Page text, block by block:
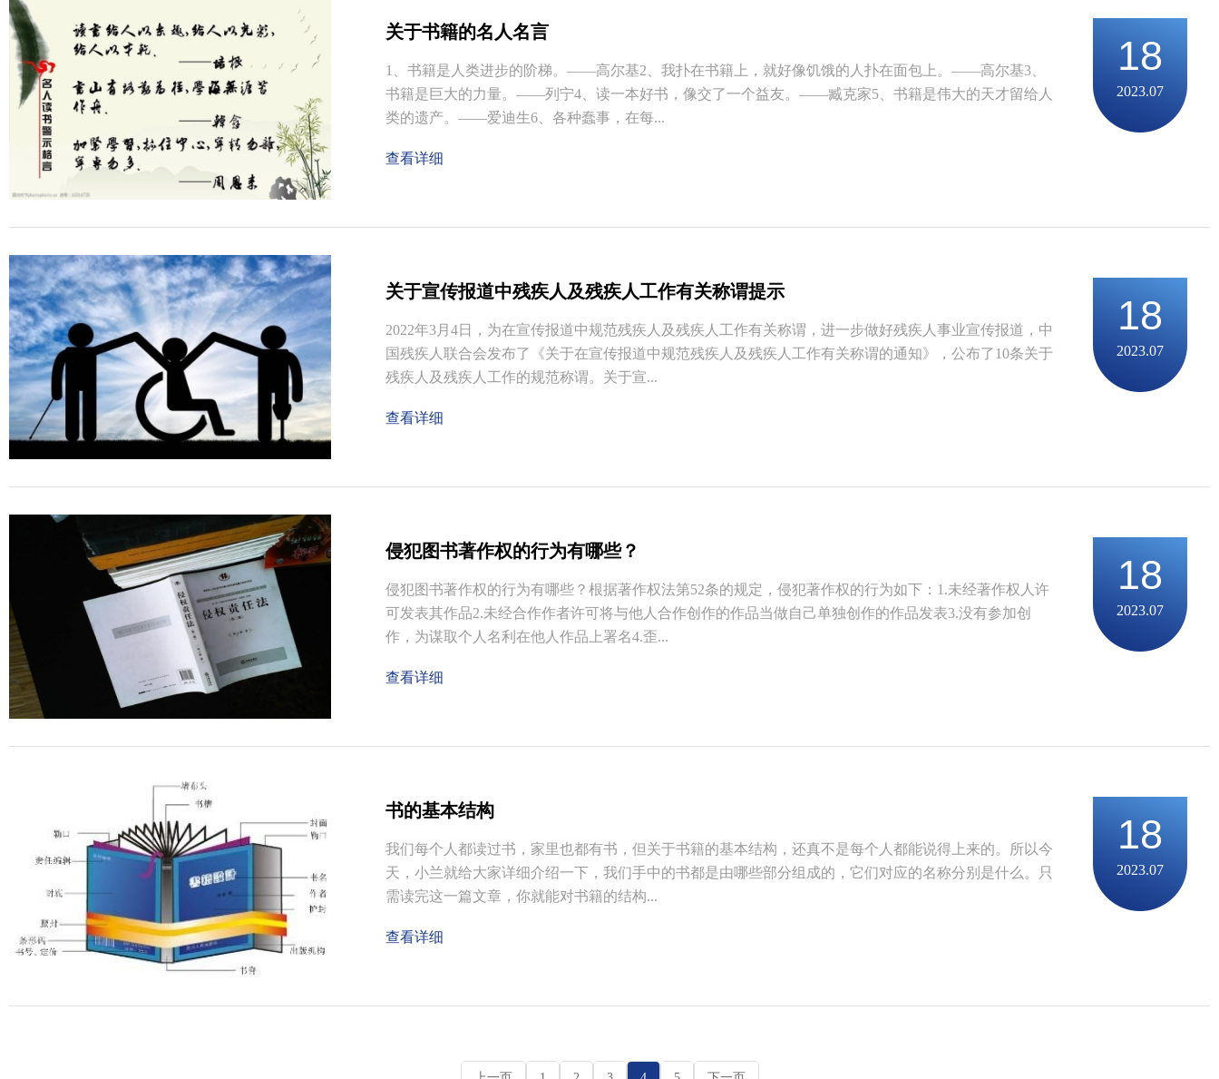
关于书籍的名人名言
18
2023.07
1、书籍是人类进步的阶梯。——高尔基2、我扑在书籍上，就好像饥饿的人扑在面包上。——高尔基3、
书籍是巨大的力量。——列宁4、读一本好书，像交了一个益友。——臧克家5、书籍是伟大的天才留给人
类的遗产。——爱迪生6、各种蠢事，在每...
查看详细
关于宣传报道中残疾人及残疾人工作有关称谓提示
18
2023.07
2022年3月4日，为在宣传报道中规范残疾人及残疾人工作有关称谓，进一步做好残疾人事业宣传报道，中
国残疾人联合会发布了《关于在宣传报道中规范残疾人及残疾人工作有关称谓的通知》，公布了10条关于
残疾人及残疾人工作的规范称谓。关于宣...
查看详细
侵犯图书著作权的行为有哪些？
18
2023.07
侵犯图书著作权的行为有哪些？根据著作权法第52条的规定，侵犯著作权的行为如下：1.未经著作权人许
可发表其作品2.未经合作作者许可将与他人合作创作的作品当做自己单独创作的作品发表3.没有参加创
作，为谋取个人名利在他人作品上署名4.歪...
查看详细
书的基本结构
18
2023.07
我们每个人都读过书，家里也都有书，但关于书籍的基本结构，还真不是每个人都能说得上来的。所以今
天，小兰就给大家详细介绍一下，我们手中的书都是由哪些部分组成的，它们对应的名称分别是什么。只
需读完这一篇文章，你就能对书籍的结构...
查看详细